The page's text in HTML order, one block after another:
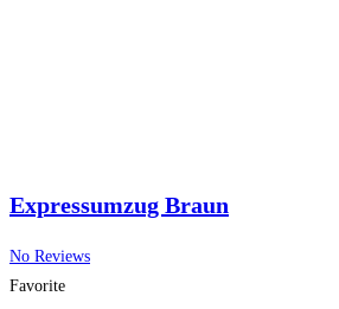
Expressumzug Braun
No Reviews
Favorite